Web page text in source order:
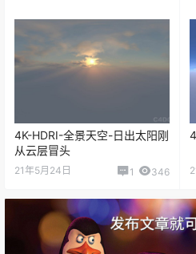
4K-HDRI-全景天空-日出太阳刚
从云层冒头
21年5月24日 1 346